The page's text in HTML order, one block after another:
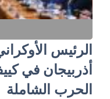
الرئيس
أذربيجان في
الحرب الشاملة